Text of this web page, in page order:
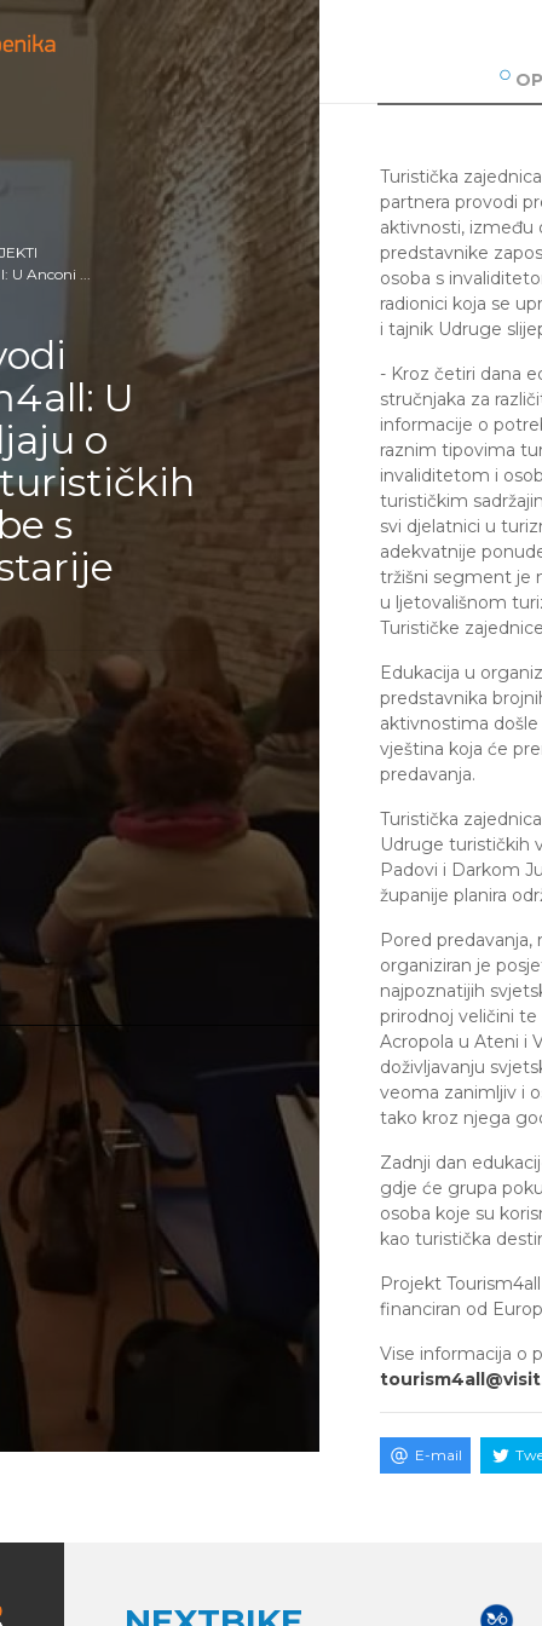
U Anconi ...
U
o
s
Turistička
partnera provodi
aktivnosti, između
predstavnike
osoba s
radionici koja se
i tajnik Udruge
- Kroz četiri dana
stručnjaka za
informacije o
raznim tipovima
invaliditetom i
turističkim
svi djelatnici u
adekvatnije
tržišni segment je
u ljetovališnom
Turističke
Edukacija u
predstavnika
aktivnostima došle
vještina koja će
predavanja.
Turistička
Udruge turističkih
Padovi i Darkom
županije planira
Pored predavanja,
organiziran je
najpoznatijih
prirodnoj veličini
Acropola u Ateni i
doživljavanju
veoma zanimljiv i
tako kroz njega
Zadnji dan
gdje će grupa
osoba koje su
kao turistička
Projekt
financiran od
Vise informacija o
E-mail